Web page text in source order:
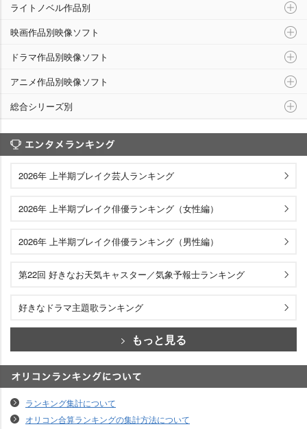
ライトノベル作品別
映画作品別映像ソフト
ドラマ作品別映像ソフト
アニメ作品別映像ソフト
総合シリーズ別
2026年 上半期ブレイク芸人ランキング
2026年 上半期ブレイク俳優ランキング（女性編）
2026年 上半期ブレイク俳優ランキング（男性編）
第22回 好きなお天気キャスター／気象予報士ランキング
好きなドラマ主題歌ランキング
もっと見る
ランキング集計について
オリコン合算ランキングの集計方法について